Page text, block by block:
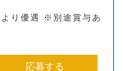
り優遇 ※別途賞与あ
応募する